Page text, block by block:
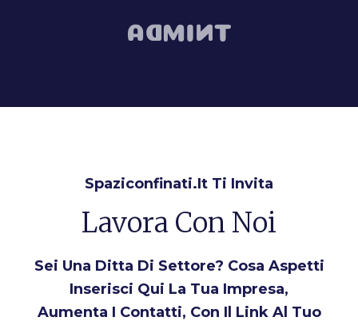
Spaziconfinati.it Ti Invita
Lavora Con Noi
Sei Una Ditta Di Settore? Cosa Aspetti
Inserisci Qui La Tua Impresa,
Aumenta I Contatti, Con Il Link Al Tuo